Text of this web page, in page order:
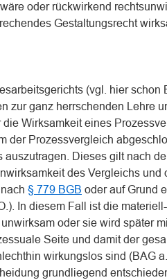
oder rückwirkend
Gestaltungsrecht
(vgl. hier schon
zur ganz herrschenden Lehre
Wirksamkeit eines
der Prozessvergleich
Dieses gilt nach
des Vergleichs und
§ 779 BGB oder auf Grund
In diesem Fall ist die
oder sie wird später
Seite und damit der
wirkungslos sind (BAG
grundliegend